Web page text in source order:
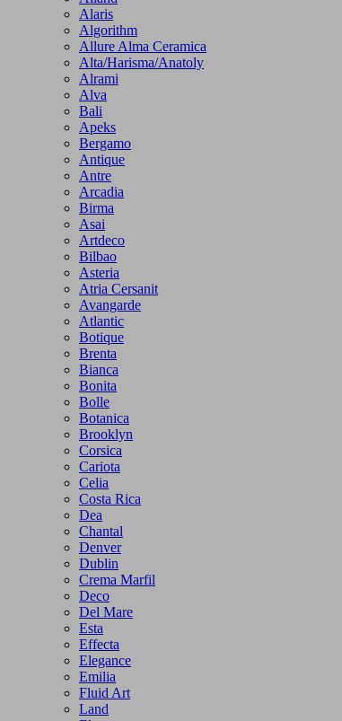
Alaris
Algorithm
Allure Alma Ceramica
Alta/Harisma/Anatoly
Alrami
Alva
Bali
Apeks
Bergamo
Antique
Antre
Arcadia
Birma
Asai
Artdeco
Bilbao
Asteria
Atria Cersanit
Avangarde
Atlantic
Botique
Brenta
Bianca
Bonita
Bolle
Botanica
Brooklyn
Corsica
Cariota
Celia
Costa Rica
Dea
Chantal
Denver
Dublin
Crema Marfil
Deco
Del Mare
Esta
Effecta
Elegance
Emilia
Fluid Art
Land